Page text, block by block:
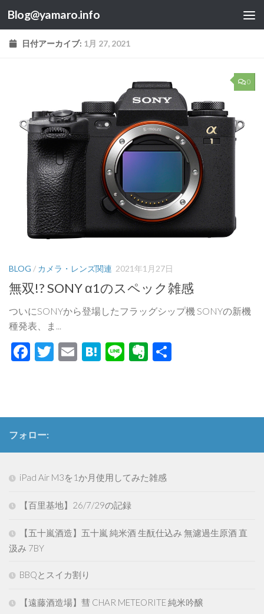
コンテンツへスキップ
Blog@yamaro.info
日付アーカイブ: 1月 27, 2021
0
BLOG / カメラ・レンズ関連 2021年1月27日
無双!? SONY α1のスペック雑感
ついにSONYから登場したフラッグシップ機 SONYの新機
種発表、ま...
Facebook
Twitter
EmailHatena
LineEvernote
フォロー:
iPad Air M3を1か月使用してみた雑感
【百里基地】26/7/29の記録
【五十嵐酒造】五十嵐 純米酒 生酛仕込み 無濾過生原酒 直
汲み 7BY
BBQとスイカ割り
【遠藤酒造場】彗 CHAR METEORITE 純米吟醸